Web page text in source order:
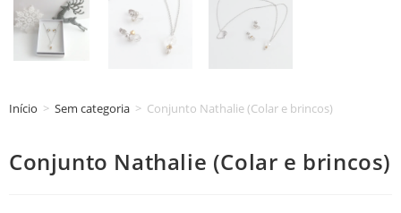
Início > Sem categoria > Conjunto Nathalie (Colar e brincos)
Conjunto Nathalie (Colar e brincos)